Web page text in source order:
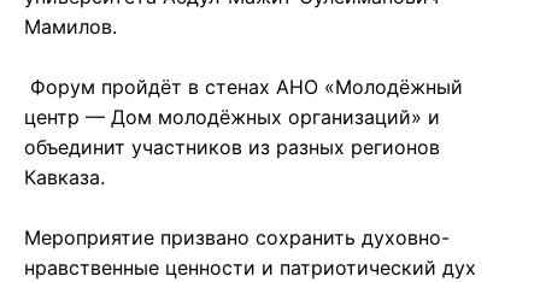
Мамилов.
Форум пройдёт в стенах АНО «Молодёжный
центр — Дом молодёжных организаций» и
объединит участников из разных регионов
Кавказа.
Мероприятие призвано сохранить духовно-
нравственные ценности и патриотический дух